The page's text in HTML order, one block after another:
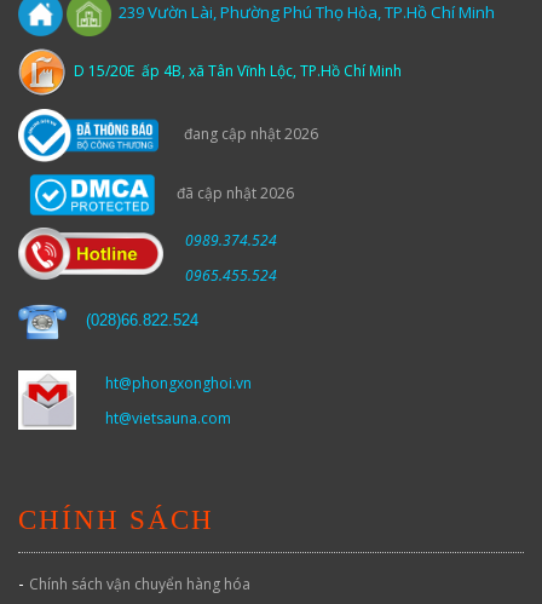
239Vườn Lài,Phường Phú Thọ Hòa, TP.Hồ Chí Minh
D 15/20E ấp 4B, xã Tân Vĩnh Lộc, TP.Hồ Chí Minh
đang cập nhật 2026
đã cập nhật 2026
0989.374.524
0965.455.524
(028)66.822.524
ht@phongxonghoi.vn
ht@vietsauna.com
CHÍNH SÁCH
- Chính sách vận chuyển hàng hóa